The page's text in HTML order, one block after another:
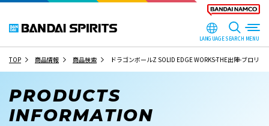
LANGUAGESEARCH
TOP 商品情報 商品検索 ドラゴンボールZ SOLID EDGE WORKS-THE出陣-ブロリー
PRODUCTS
INFORMATION